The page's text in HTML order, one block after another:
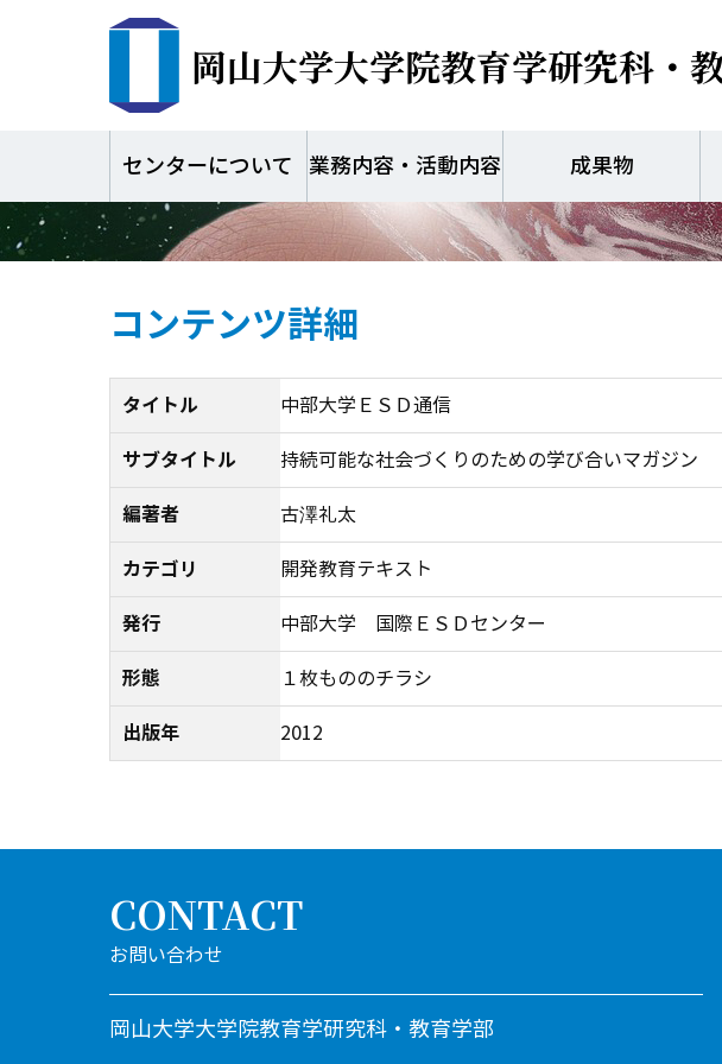
岡山大学大学院教育学研究科・
センターについて 業務内容・活動内容 成果物
中部
コンテンツ詳細
タイトル 中部大学ＥＳＤ通信
サブタイトル 持続可能な社会づくりのための学び合いマガジン
編著者 古澤礼太
カテゴリ 開発教育テキスト
発行 中部大学 国際ＥＳＤセンター
形態 １枚もののチラシ
出版年 2012
CONTACT
岡山大学大学院教育学研究科・教育学部